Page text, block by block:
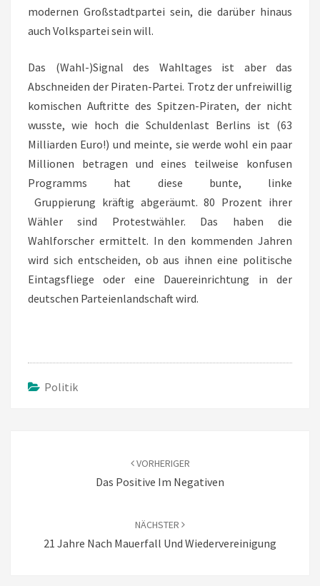
modernen Großstadtpartei sein, die darüber hinaus
auch Volkspartei sein will.
Das (Wahl-)Signal des Wahltages ist aber das
Abschneiden der Piraten-Partei. Trotz der unfreiwillig
komischen Auftritte des Spitzen-Piraten, der nicht
wusste, wie hoch die Schuldenlast Berlins ist (63
Milliarden Euro!) und meinte, sie werde wohl ein paar
Millionen betragen und eines teilweise konfusen
Programms hat diese bunte, linke
Gruppierung kräftig abgeräumt. 80 Prozent ihrer
Wähler sind Protestwähler. Das haben die
Wahlforscher ermittelt. In den kommenden Jahren
wird sich entscheiden, ob aus ihnen eine politische
Eintagsfliege oder eine Dauereinrichtung in der
deutschen Parteienlandschaft wird.
Politik
VORHERIGER
Das Positive Im Negativen
NÄCHSTER
21 Jahre Nach Mauerfall Und Wiedervereinigung